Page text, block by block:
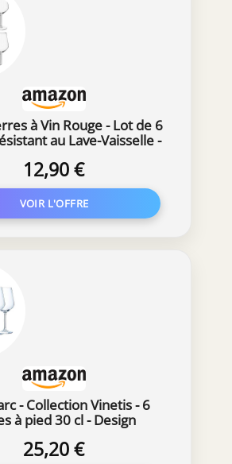
à Vin Rouge - Lot de 6
au Lave-Vaisselle -
12,90 €
- Collection Vinetis - 6
à pied 30 cl - Design
- Emballage renforcé
25,20 €